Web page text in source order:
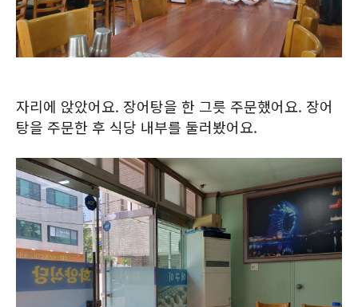
자리에 앉았어요. 장어탕을 한 그릇 주문했어요. 장어
탕을 주문한 후 식당 내부를 둘러봤어요.